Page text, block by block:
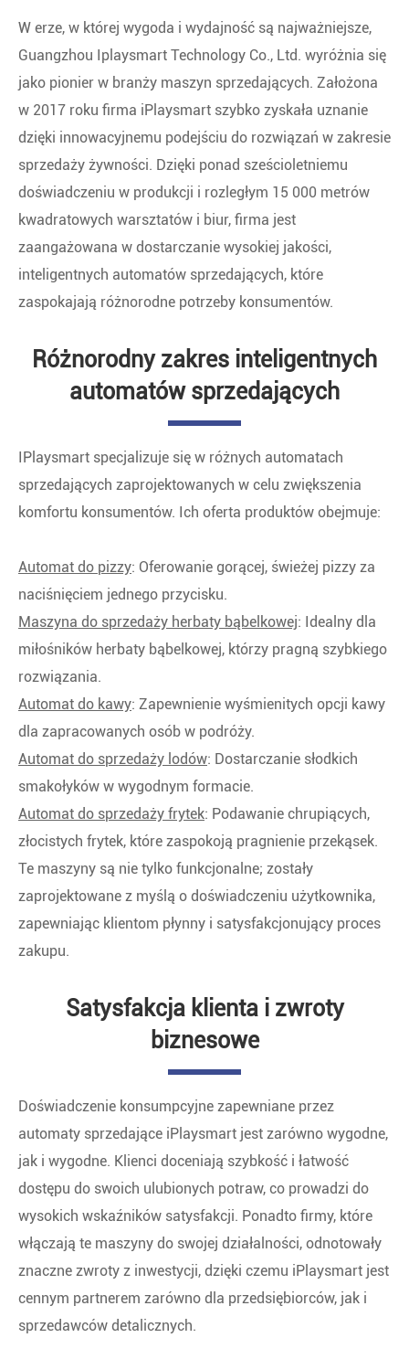
W erze, w której wygoda i wydajność są najważniejsze,
Guangzhou Iplaysmart Technology Co., Ltd. wyróżnia się
jako pionier w branży maszyn sprzedających. Założona
w 2017 roku firma iPlaysmart szybko zyskała uznanie
dzięki innowacyjnemu podejściu do rozwiązań w zakresie
sprzedaży żywności. Dzięki ponad sześcioletniemu
doświadczeniu w produkcji i rozległym 15 000 metrów
kwadratowych warsztatów i biur, firma jest
zaangażowana w dostarczanie wysokiej jakości,
inteligentnych automatów sprzedających, które
zaspokajają różnorodne potrzeby konsumentów.
Różnorodny zakres inteligentnych
automatów sprzedających
IPlaysmart specjalizuje się w różnych automatach
sprzedających zaprojektowanych w celu zwiększenia
komfortu konsumentów. Ich oferta produktów obejmuje:
Automat do pizzy: Oferowanie gorącej, świeżej pizzy za
naciśnięciem jednego przycisku.
Maszyna do sprzedaży herbaty bąbelkowej: Idealny dla
miłośników herbaty bąbelkowej, którzy pragną szybkiego
rozwiązania.
Automat do kawy: Zapewnienie wyśmienitych opcji kawy
dla zapracowanych osób w podróży.
Automat do sprzedaży lodów: Dostarczanie słodkich
smakołyków w wygodnym formacie.
Automat do sprzedaży frytek: Podawanie chrupiących,
złocistych frytek, które zaspokoją pragnienie przekąsek.
Te maszyny są nie tylko funkcjonalne; zostały
zaprojektowane z myślą o doświadczeniu użytkownika,
zapewniając klientom płynny i satysfakcjonujący proces
zakupu.
Satysfakcja klienta i zwroty
biznesowe
Doświadczenie konsumpcyjne zapewniane przez
automaty sprzedające iPlaysmart jest zarówno wygodne,
jak i wygodne. Klienci doceniają szybkość i łatwość
dostępu do swoich ulubionych potraw, co prowadzi do
wysokich wskaźników satysfakcji. Ponadto firmy, które
włączają te maszyny do swojej działalności, odnotowały
znaczne zwroty z inwestycji, dzięki czemu iPlaysmart jest
cennym partnerem zarówno dla przedsiębiorców, jak i
sprzedawców detalicznych.